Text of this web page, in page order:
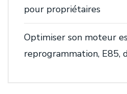
pour propriétaires
Optimiser son moteur
reprogrammation, E85,